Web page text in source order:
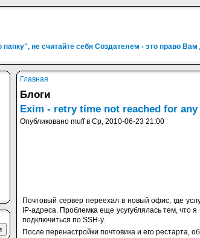
не считайте себя Создателем - это право
Главная
Блоги
Exim - retry time not reached for
Опубликовано muff в Ср, 2010-06-23 21:00
Почтовый сервер переехал в новый офис, где
IP-адреса. Проблемка еще усугублялась тем,
подключиться по SSH-у.
После перенастройки почтовика и его рестарта,